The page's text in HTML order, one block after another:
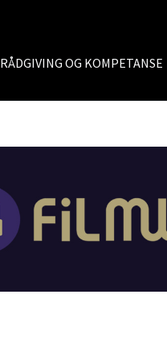
RÅDGIVING OG KOMPETANSE